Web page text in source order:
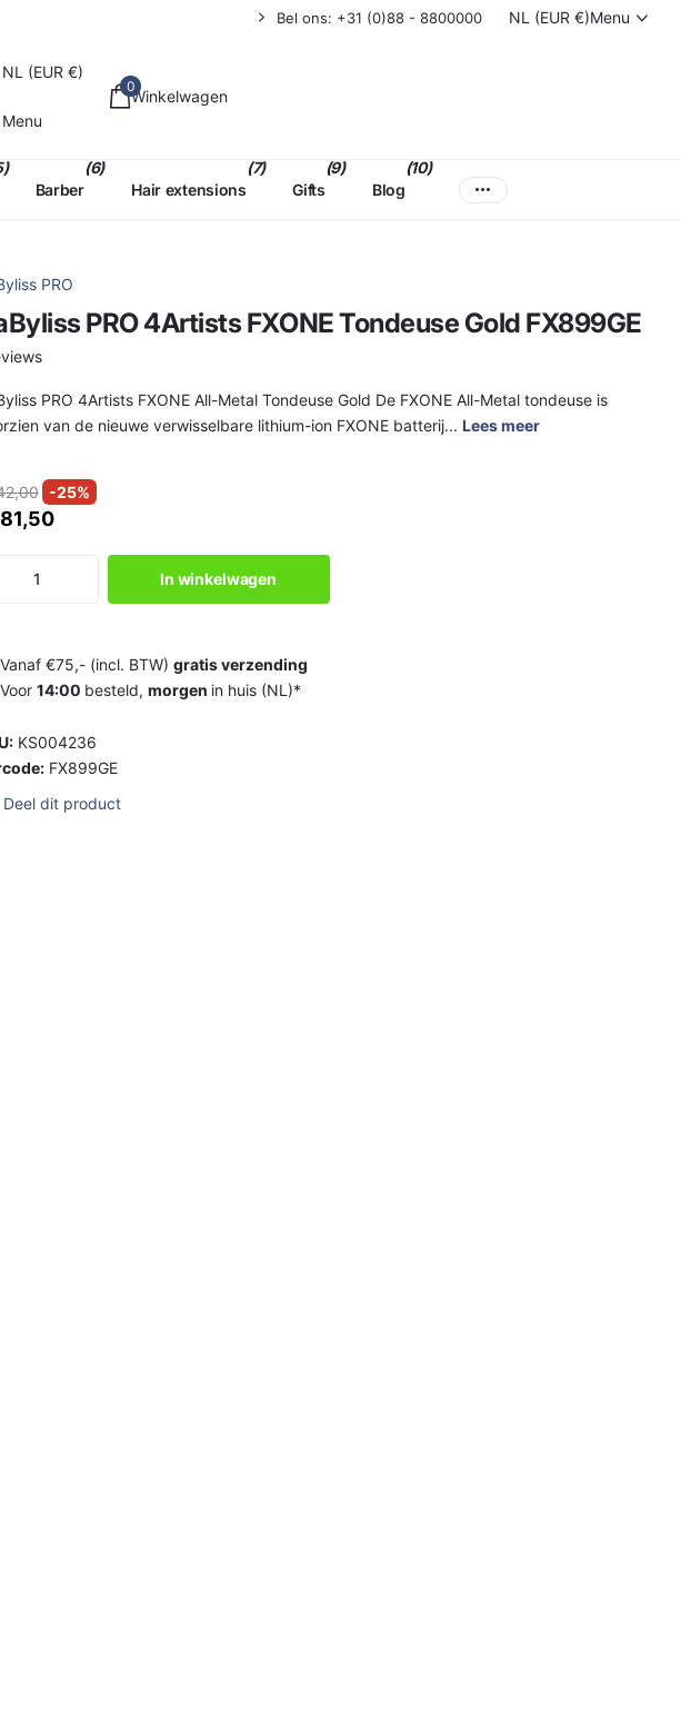
Bel ons: +31 (0)88 - 8800000 NL (EUR €)Menu
NL (EUR €)
Menu
Winkelwagen
0
Barber
(6)
Hair extensions
(7)
Gifts
(9)
Blog
(10)
PRO
PRO 4Artists FXONE Tondeuse Gold FX899GE
PRO 4Artists FXONE All-Metal Tondeuse Gold De FXONE All-Metal tondeuse is
van de nieuwe verwisselbare lithium-ion FXONE batterij... Lees meer
-25%
In winkelwagen
Vanaf €75,- (incl. BTW) gratis verzending
Voor 14:00 besteld, morgen in huis (NL)*
KS004236
FX899GE
Deel dit product